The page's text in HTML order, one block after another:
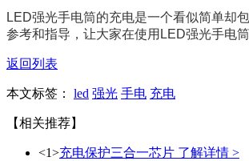
LED强光手电筒的充电是一个看似简单却
参考和指导，让大家在使用LED强光手电
返回列表
本文标签： led 强光 手电 充电
【相关推荐】
<1>充电保护三合一芯片 了解详情 >